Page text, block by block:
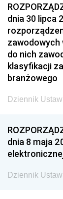
dnia 30 lipca
do nich
klasyfikacji
branżowego
Dziennik
dnia 8 maja
Dziennik